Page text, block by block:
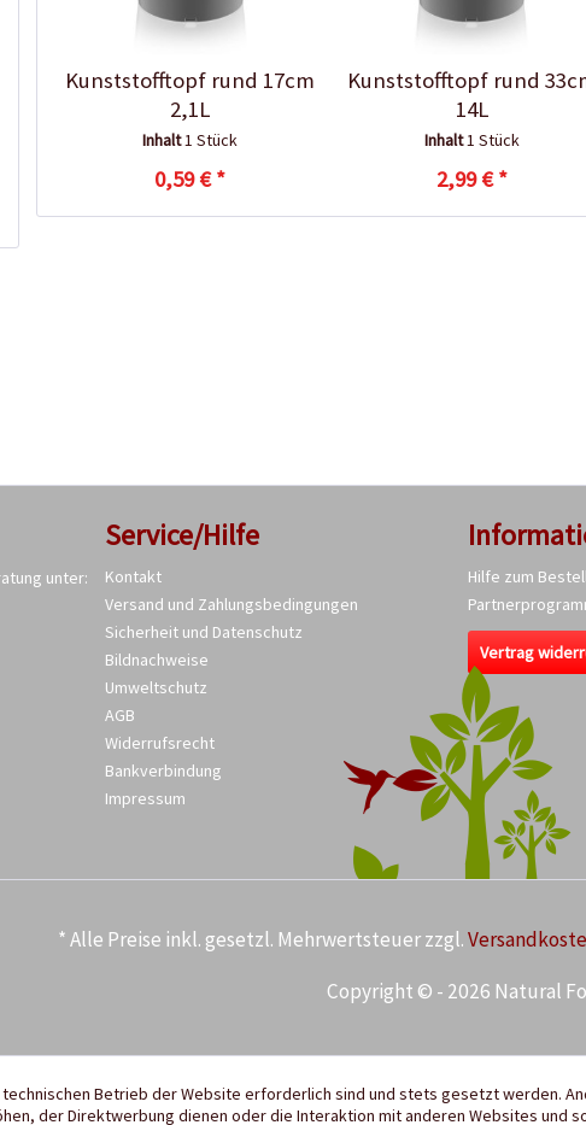
Kunststofftopf rund 17cm
2,1L
Inhalt1 Stück
0,59 € *
Kunststofftopf rund
14L
Inhalt1 Stück
2,99 € *
unter:
Service/Hilfe
Kontakt
Versand und Zahlungsbedingungen
Sicherheit und Datenschutz
Bildnachweise
Umweltschutz
AGB
Widerrufsrecht
Bankverbindung
Impressum
Hilfe zum
Vertrag
* Alle Preise inkl. gesetzl. Mehrwertsteuer zzgl.
Copyright © - 2026 Natural
Betrieb der Website erforderlich sind und stets gesetzt werden.
der Direktwerbung dienen oder die Interaktion mit anderen Websites und